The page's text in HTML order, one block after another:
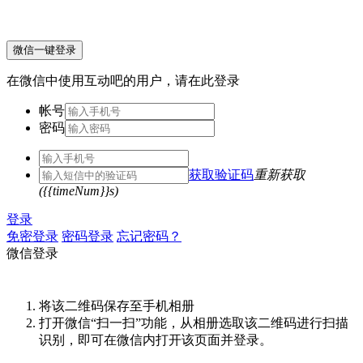
微信一键登录
在微信中使用互动吧的用户，请在此登录
帐号
密码
获取验证码重新获取
({{timeNum}}s)
登录
免密登录 密码登录 忘记密码？
微信登录
将该二维码保存至手机相册
打开微信“扫一扫”功能，从相册选取该二维码进行扫描
识别，即可在微信内打开该页面并登录。